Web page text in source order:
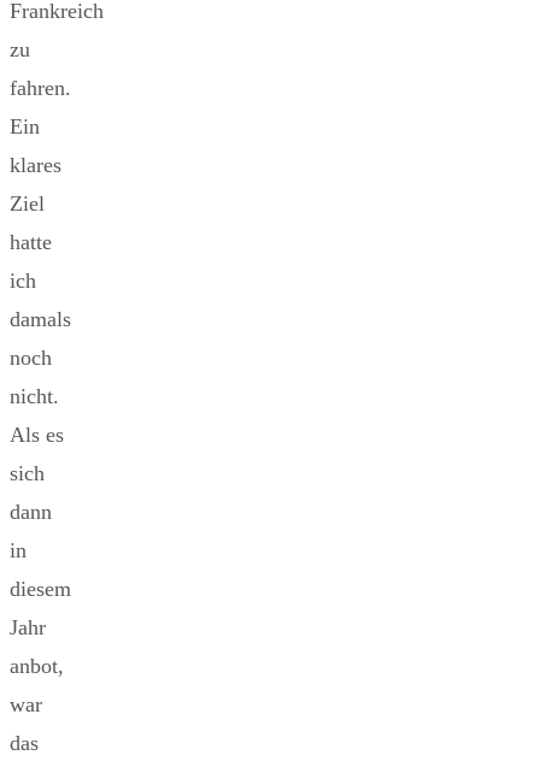
Frankreich
zu
fahren.
Ein
klares
Ziel
hatte
ich
damals
noch
nicht.
Als es
sich
dann
in
diesem
Jahr
anbot,
war
das